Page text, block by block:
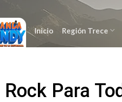
Inicio Región Trece
Para